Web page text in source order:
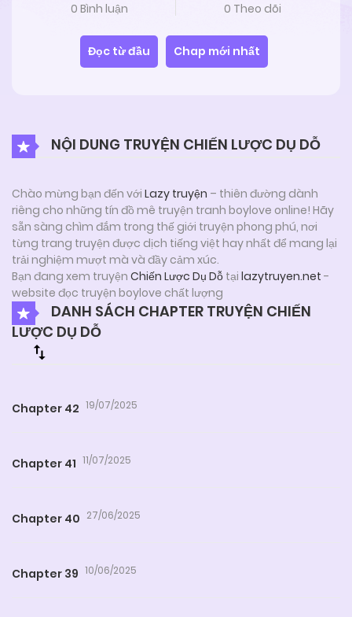
0 Bình luận 0 Theo dõi
Đọc từ đầu Chap mới nhất
NỘI DUNG TRUYỆN CHIẾN LƯỢC DỤ DỖ
Chào mừng bạn đến với Lazy truyện – thiên đường dành
riêng cho những tín đồ mê truyện tranh boylove online! Hãy
sẵn sàng chìm đắm trong thế giới truyện phong phú, nơi
từng trang truyện được dịch tiếng việt hay nhất để mang lại
trải nghiệm mượt mà và đầy cảm xúc.
Bạn đang xem truyện Chiến Lược Dụ Dỗ tại lazytruyen.net -
website đọc truyện boylove chất lượng
DANH SÁCH CHAPTER TRUYỆN CHIẾN
LƯỢC DỤ DỖ
Chapter 42 19/07/2025
Chapter 41 11/07/2025
Chapter 40 27/06/2025
Chapter 39 10/06/2025